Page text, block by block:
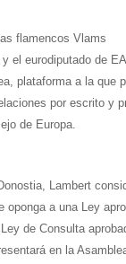
flamencos Vlams
el eurodiputado de
plataforma a la que
por escrito y
de Europa.
Lambert
oponga a una Ley
de Consulta
en la